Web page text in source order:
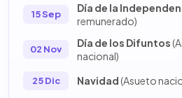
15 Sep
Día de la
remunerado)
02 Nov
Día de los Difuntos
nacional)
25 Dic Navidad(Asueto